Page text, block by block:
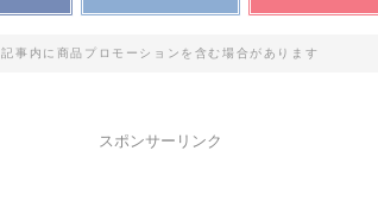
記事内に商品プロモーションを含む場合があります
スポンサーリンク